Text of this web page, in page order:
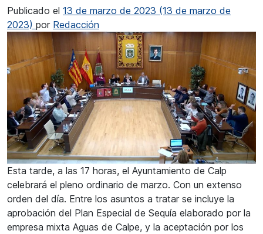
Publicado el 13 de marzo de 2023 (13 de marzo de
2023) por Redacción
Esta tarde, a las 17 horas, el Ayuntamiento de Calp
celebrará el pleno ordinario de marzo. Con un extenso
orden del día. Entre los asuntos a tratar se incluye la
aprobación del Plan Especial de Sequía elaborado por la
empresa mixta Aguas de Calpe, y la aceptación por los